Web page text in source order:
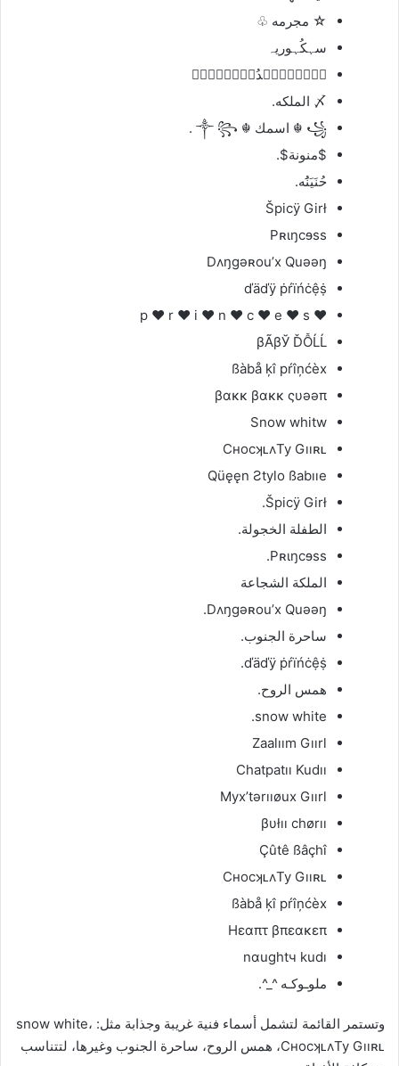
☆ مجرمه ♧
سہكُہوريہ
نۣۗہكۣۗہدُيۣۗہهۣۗہ
〆 الملكه.
꧁ ☬ اسمك ☬ ༒ ꧂ .
$منونة$.
حُنَيَنَُه.
Špicÿ Girł
Pʀɩŋcɘss
Dʌŋgəʀou’x Quəəŋ
ďäďÿ ṗŕïńċệṩ
♥ p ♥ r ♥ i ♥ n ♥ c ♥ e ♥ s
βÃβЎ ĎỖĹĹ
ßàbå ķî pŕîņćèx
βακκ βακκ ςυəəπ
Snow whitw
CʜocʞʟʌTy Gııʀʟ
Qüęęn Ƨtylo ßabııe
Špicÿ Girł.
الطفلة الخجولة.
Pʀɩŋcɘss.
الملكة الشجاعة
Dʌŋgəʀou’x Quəəŋ.
ساحرة الجنوب.
ďäďÿ ṗŕïńċệṩ.
همس الروح.
snow white.
Zaalıım Gıırl
Chatpatıı Kudıı
Myx’tərııøux Gıırl
βυłıı chørıı
Çûtê ßâçhî
CʜocʞʟʌTy Gııʀʟ
ßàbå ķî pŕîņćèx
Ηεαπτ βπεακεπ
nαughtч kudı
ملوـوكـه ^_^.
وتستمر القائمة لتشمل أسماء فنية غريبة وجذابة مثل: snow white،
CʜocʞʟʌTy Gııʀʟ، همس الروح، ساحرة الجنوب وغيرها، لتتناسب